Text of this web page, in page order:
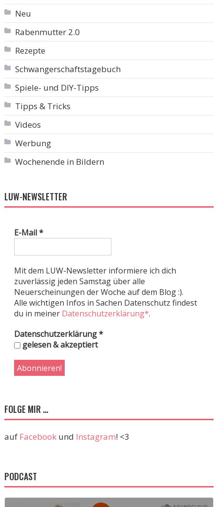
Neu
Rabenmutter 2.0
Rezepte
Schwangerschaftstagebuch
Spiele- und DIY-Tipps
Tipps & Tricks
Videos
Werbung
Wochenende in Bildern
LUW-NEWSLETTER
E-Mail*
Mit dem LUW-Newsletter informiere ich dich
zuverlässig jeden Samstag über alle
Neuerscheinungen der Woche auf dem Blog :).
Alle wichtigen Infos in Sachen Datenschutz findest
du in meiner Datenschutzerklärung*.
Datenschutzerklärung*
gelesen & akzeptiert
FOLGE MIR …
auf Facebookund Instagram! <3
PODCAST